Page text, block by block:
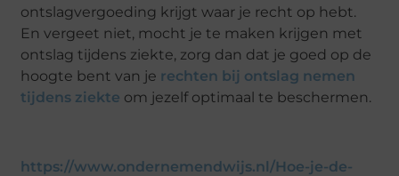
ontslagvergoeding krijgt waar je recht op hebt.
En vergeet niet, mocht je te maken krijgen met
ontslag tijdens ziekte, zorg dan dat je goed op de
hoogte bent van je rechten bij ontslag nemen
tijdens ziekte om jezelf optimaal te beschermen.
https://www.ondernemendwijs.nl/Hoe-je-de-